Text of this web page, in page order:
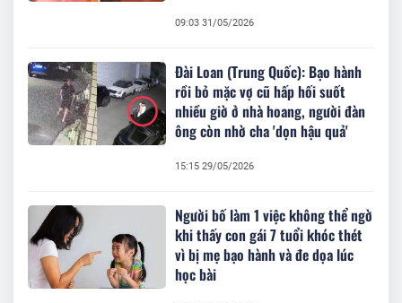
09:03 31/05/2026
Đài Loan (Trung Quốc): Bạo hành
rồi bỏ mặc vợ cũ hấp hối suốt
nhiều giờ ở nhà hoang, người đàn
ông còn nhờ cha 'dọn hậu quả'
15:15 29/05/2026
Người bố làm 1 việc không thể ngờ
khi thấy con gái 7 tuổi khóc thét
vì bị mẹ bạo hành và đe dọa lúc
học bài